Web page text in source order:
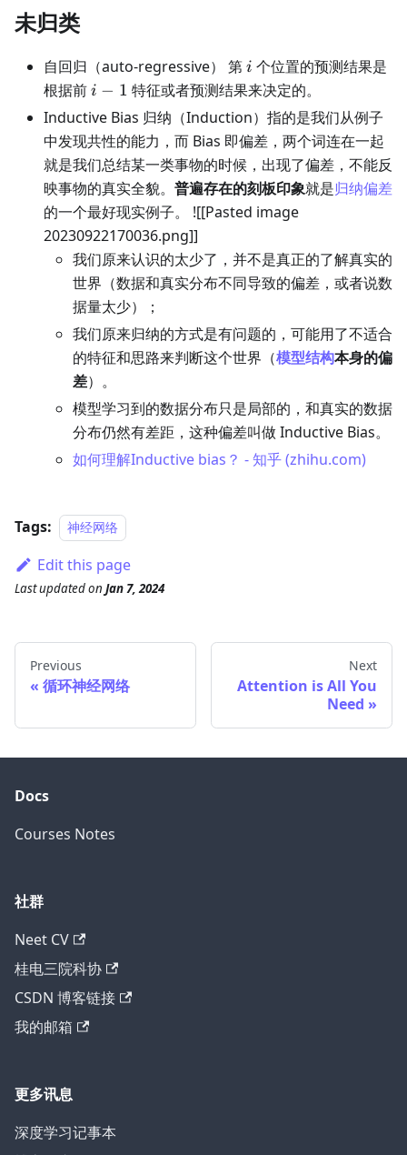
未归类
自回归（auto-regressive） 第i
i 个位置的预测结果是
根据前i-
i − 1 特征或者预测结果来决定的。
Inductive Bias 归纳（Induction）指的是我们从例子
中发现共性的能力，而 Bias 即偏差，两个词连在一起
就是我们总结某一类事物的时候，出现了偏差，不能反
映事物的真实全貌。 普遍存在的刻板印象就是归纳偏差
的一个最好现实例子。 ![[Pasted image
20230922170036.png]]
我们原来认识的太少了，并不是真正的了解真实的
世界（数据和真实分布不同导致的偏差，或者说数
据量太少）；
我们原来归纳的方式是有问题的，可能用了不适合
的特征和思路来判断这个世界（模型结构本身的偏
差）。
模型学习到的数据分布只是局部的，和真实的数据
分布仍然有差距，这种偏差叫做 Inductive Bias。
如何理解Inductive bias？ - 知乎 (zhihu.com)
Tags: 神经网络
Edit this page
Last updatedon Jan 7, 2024
Previous
循环神经网络
Next
Attention is All You
Need
Docs
Courses Notes
社群
Neet CV
桂电三院科协
CSDN 博客链接
我的邮箱
更多讯息
深度学习记事本